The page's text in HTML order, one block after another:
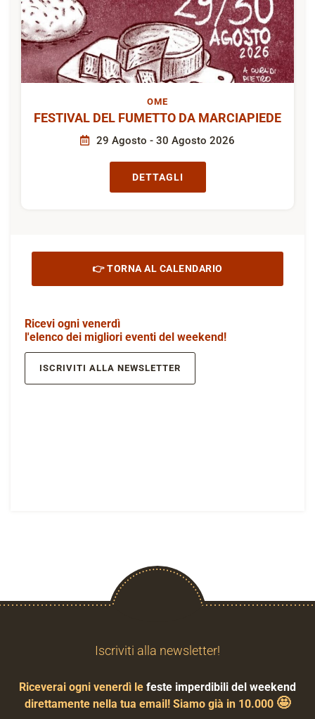
OME
FESTIVAL DEL FUMETTO DA MARCIAPIEDE
29 Agosto - 30 Agosto 2026
DETTAGLI
👉 TORNA AL CALENDARIO
Ricevi ogni venerdì
l'elenco dei migliori eventi del weekend!
ISCRIVITI ALLA NEWSLETTER
Iscriviti alla newsletter!
Riceverai ogni venerdì le feste imperdibili del weekend
direttamente nella tua email! Siamo già in 10.000 🤩